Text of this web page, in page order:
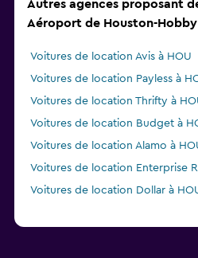
Autres agences proposant
Aéroport de Houston-Hobby
Voitures de location Avis à HOU
Voitures de location Payless à
Voitures de location Thrifty à
Voitures de location Budget à
Voitures de location Alamo à
Voitures de location Enterprise
Voitures de location Dollar à